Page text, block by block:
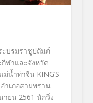
ะบรมราชูปถัมภ์
กีฬาและจังหวัด
น้ำท่าจีน KING’S
ำเภอสามพราน
ยน 2561 นักวิ่ง